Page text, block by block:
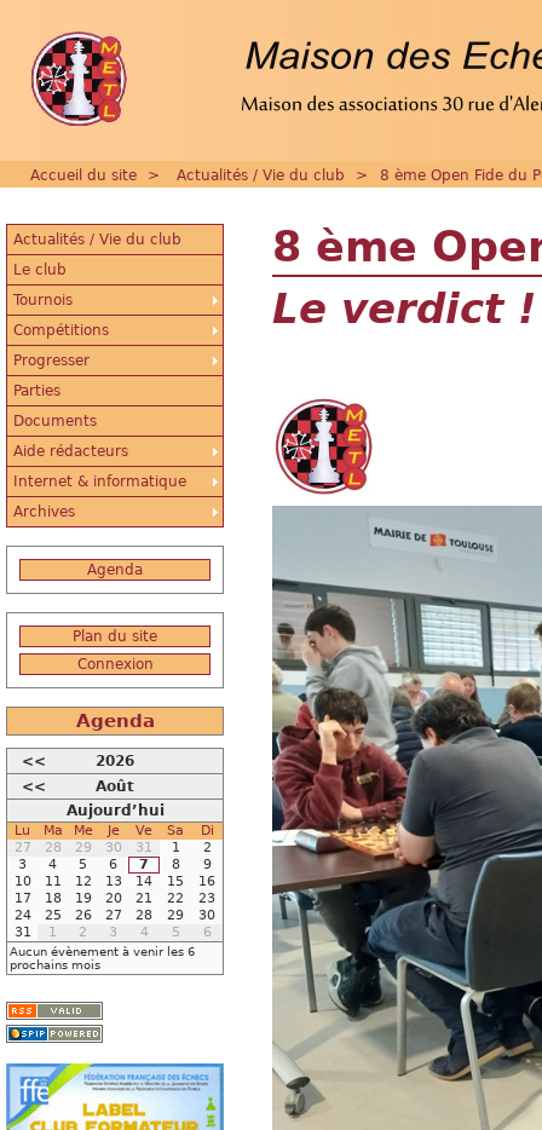
Accueil du site > Actualités / Vie du club > 8 ème Open Fide du
8 ème
Le verdict !
Actualités / Vie du club
Le club
Tournois
Compétitions
Progresser
Parties
Documents
Aide rédacteurs
Internet & informatique
Archives
Agenda
Plan du site
Connexion
Agenda
<<
2026
<<
Août
Aujourd’hui
Lu Ma Me Je Ve Sa
Di
27
28 29 30 31 1
2
3
4 5 6 7 8
9
10
11 12 13 14 15
16
17
18 19 20 21 22
23
24
25 26 27 28 29
30
31
1 2 3 4 5 6
Aucun évènement à venir les 6
prochains mois